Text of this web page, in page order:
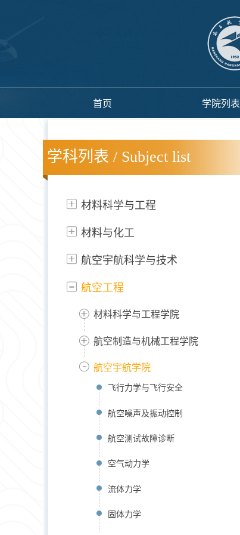
首页 学院列表
学科列表 / Subject list
材料科学与工程
材料与化工
航空宇航科学与技术
航空工程
材料科学与工程学院
航空制造与机械工程学院
航空宇航学院
飞行力学与飞行安全
航空噪声及振动控制
航空测试故障诊断
空气动力学
流体力学
固体力学